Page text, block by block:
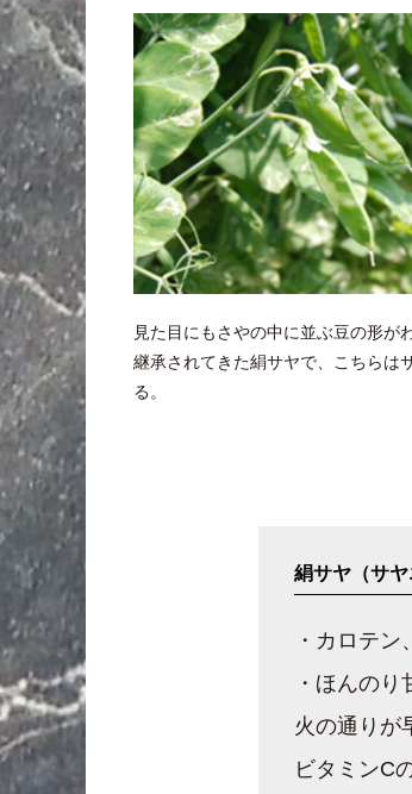
見た目にもさやの中に並ぶ豆の形が
継承されてきた絹サヤで、こちらは
る。
絹サヤ（サヤ
・カロテ
・ほんの
火の通りが
ビタミンC